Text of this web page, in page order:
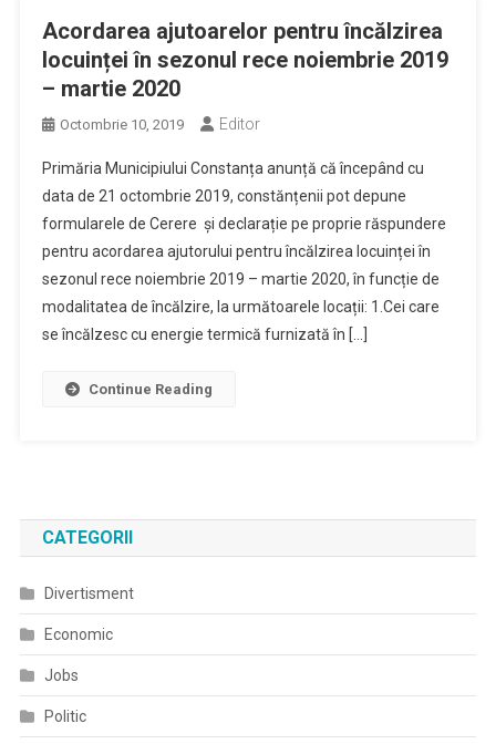
Acordarea ajutoarelor pentru încălzirea
locuinței în sezonul rece noiembrie 2019
– martie 2020
Octombrie 10, 2019 Editor
Primăria Municipiului Constanța anunță că începând cu
data de 21 octombrie 2019, constănțenii pot depune
formularele de Cerere și declarație pe proprie răspundere
pentru acordarea ajutorului pentru încălzirea locuinței în
sezonul rece noiembrie 2019 – martie 2020, în funcție de
modalitatea de încălzire, la următoarele locații: 1.Cei care
se încălzesc cu energie termică furnizată în […]
Continue Reading
CATEGORII
Divertisment
Economic
Jobs
Politic